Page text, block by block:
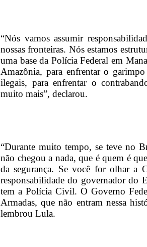
“Nós vamos assumir
nossas fronteiras. Nós estamos
uma base da Polícia Federal em
Amazônia, para enfrentar o
ilegais, para enfrentar o
muito mais”, declarou.
“Durante muito tempo, se teve no
não chegou a nada, que é quem é
da segurança. Se você for olhar a
responsabilidade do governador do
tem a Polícia Civil. O Governo
Armadas, que não entram nessa
lembrou Lula.